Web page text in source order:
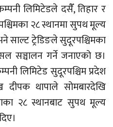
लिमिटेडले दसैँ, तिहार र
२८ स्थानमा सुपथ मूल्य
साल्ट ट्रेडिङले सुदूरपश्चिमका
सञ्चालन गर्ने जनाएको छ।
लिमिटेड सुदूरपश्चिम प्रदेश
दीपक थापाले सोमबारदेखि
२८ स्थानबाट सुपथ मूल्य